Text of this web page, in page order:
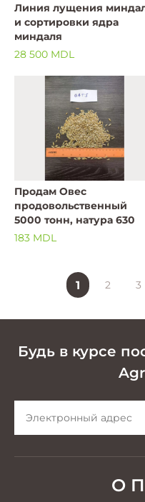
Линия лущения
и сортировки ядра
миндаля
28 500 MDL
Продам Овес
продовольственный
5000 тонн, натура 630
183 MDL
1 2 3
Будь в курсе
О